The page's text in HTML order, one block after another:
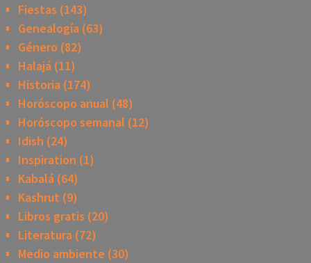
Fiestas (143)
Genealogía(63)
Género (82)
Halajá(11)
Historia(174)
Horóscopo anual (48)
Horóscopo semanal (12)
Idish (24)
Inspiration (1)
Kabalá(64)
Kashrut (9)
Libros gratis (20)
Literatura(72)
Medio ambiente (30)